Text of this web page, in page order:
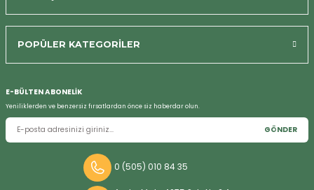
POPÜLER KATEGORİLER
E-BÜLTEN ABONELİK
Yeniliklerden ve benzersiz fırsatlardan önce siz haberdar olun.
GÖNDER
0 (505) 010 84 35